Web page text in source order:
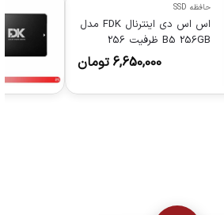
حافظه SSD
اس اس دی اینترنال FDK مدل
B5 256GB ظرفیت 256
6,650,000 تومان